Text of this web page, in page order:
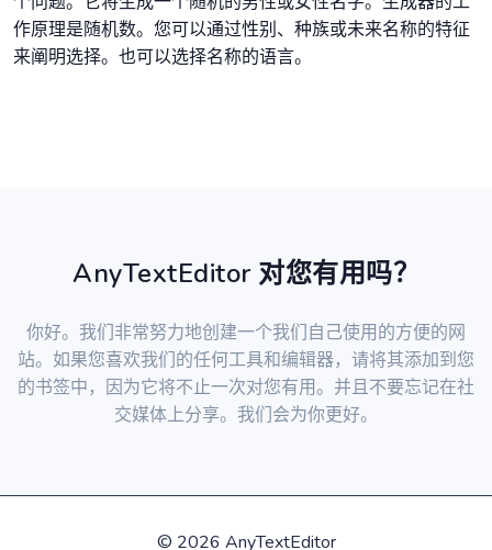
作原理是随机数。您可以通过性别、种族或未来名称的特征
来阐明选择。也可以选择名称的语言。
AnyTextEditor 对您有用吗？
你好。我们非常努力地创建一个我们自己使用的方便的网
站。如果您喜欢我们的任何工具和编辑器，请将其添加到您
的书签中，因为它将不止一次对您有用。并且不要忘记在社
交媒体上分享。我们会为你更好。
© 2026 AnyTextEditor